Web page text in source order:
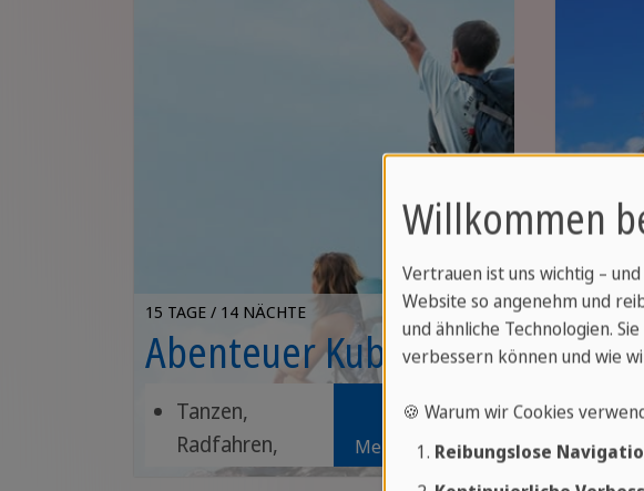
15 TAGE / 14 NÄCHTE
Abenteuer Kuba
Tanzen,
Radfahren,
Reiten
Mehr erfahren
9 TAGE /
Willkommen
Vertrauen ist uns wichtig –
Website so angenehm und
und ähnliche Technologien.
verbessern können und wie
🍪 Warum wir Cookies
Reibungslose